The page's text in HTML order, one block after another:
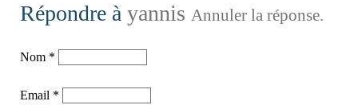
Répondre à yannis Annuler la réponse.
Nom *
Email *